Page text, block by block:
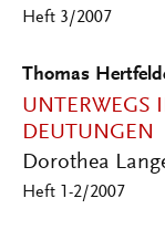
Heft 3/2007
Thomas
UNTERWEGS
DEUTUNGEN
Dorothea
Heft 1-2/2007